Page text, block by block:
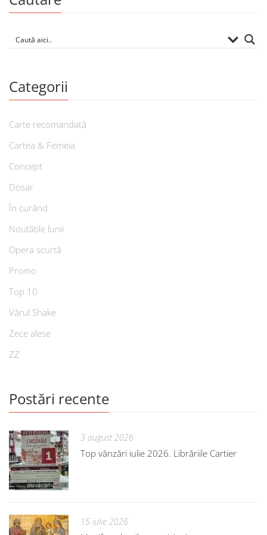
Categorii
Carte recomandată
Cartea & Femeia
Concept
Dosar
În curând
Noutățile lunii
Opera scurtă
Promo
Top 10
Vărul Shake
Zece alese
ZZ
Postări recente
3 august 2026
Top vânzări iulie 2026. Librăriile Cartier
15 iulie 2026